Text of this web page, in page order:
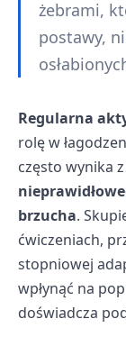
żebrami,
postawy,
Regularna
rolę w
często wynika z
brzucha.
ćwiczeniach,
stopniowej
wpłynąć na
doświadcza